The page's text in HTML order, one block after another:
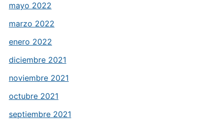
mayo 2022
marzo 2022
enero 2022
diciembre 2021
noviembre 2021
octubre 2021
septiembre 2021